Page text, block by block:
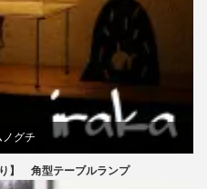
ノグチ
】 角型テーブルランプ